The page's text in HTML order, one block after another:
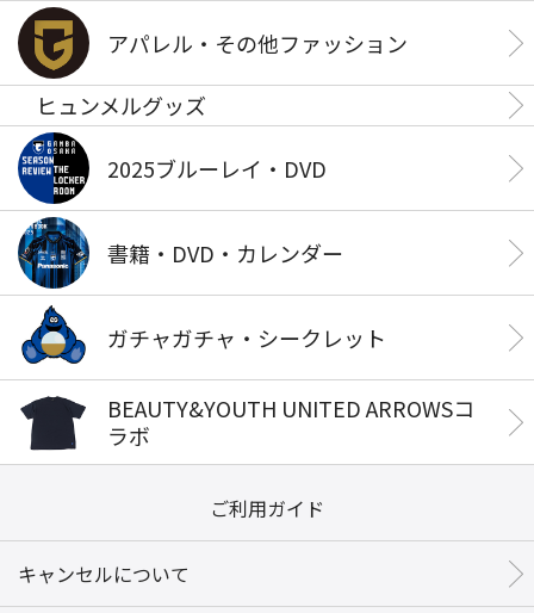
アパレル・その他ファッション
ヒュンメルグッズ
2025ブルーレイ・DVD
書籍・DVD・カレンダー
ガチャガチャ・シークレット
BEAUTY&YOUTH UNITED ARROWSコ
ラボ
ご利用ガイド
キャンセルについて